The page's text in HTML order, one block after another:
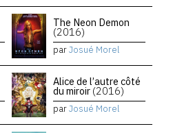
The Neon Demon
(2016)
parJosué Morel
Alice de l’autre côté
du miroir (2016)
parJosué Morel